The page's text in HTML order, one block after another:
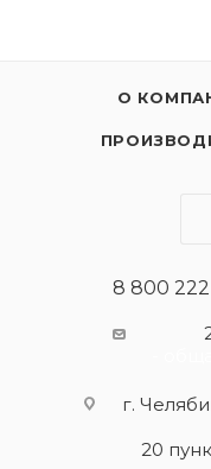
О
8 800 222
г.
20